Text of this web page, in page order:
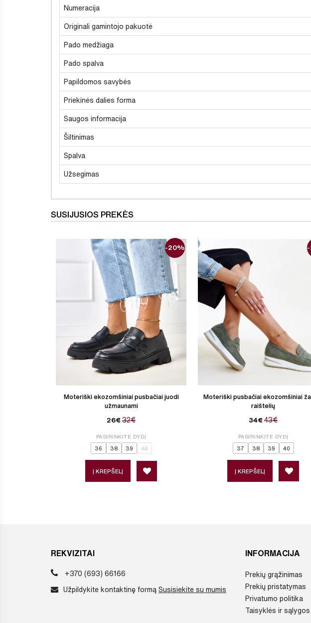
Numeracija
Originali gamintojo pakuotė
Pado medžiaga
Pado spalva
Papildomos savybės
Priekinės dalies forma
Saugos informacija
Šiltinimas
Spalva
Užsegimas
SUSIJUSIOS PREKĖS
Moteriški ekozomšiniai pusbačiai juodi
užmaunami
26€ 32€
-20%
PASIRINKITE DYDĮ
36 38 39 40
Į KREPŠELĮ
Moteriški pusbačiai ekozomšiniai
raištelių
34€ 43€
-
PASIRINKITE DYDĮ
37 38 39 40
Į KREPŠELĮ
REKVIZITAI
+370 (693) 66166
Užpildykite kontaktinę formą Susisiekite su mumis
INFORMACIJA
Prekių grąžinimas
Prekių pristatymas
Privatumo politika
Taisyklės ir sąlygos